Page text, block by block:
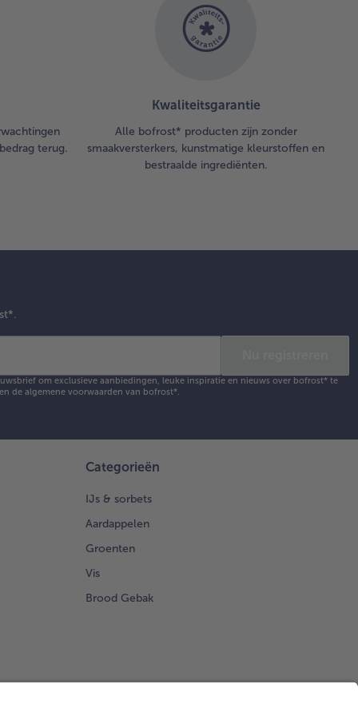
terug.
Kwaliteitsgarantie
Alle bofrost* producten zijn zonder
smaakversterkers, kunstmatige kleurstoffen en
bestraalde ingrediënten.
om exclusieve aanbiedingen, leuke inspiratie en nieuws over bofrost* te
en de algemene voorwaarden van bofrost*.
Categorieën
IJs & sorbets
Aardappelen
Groenten
Vis
Brood Gebak